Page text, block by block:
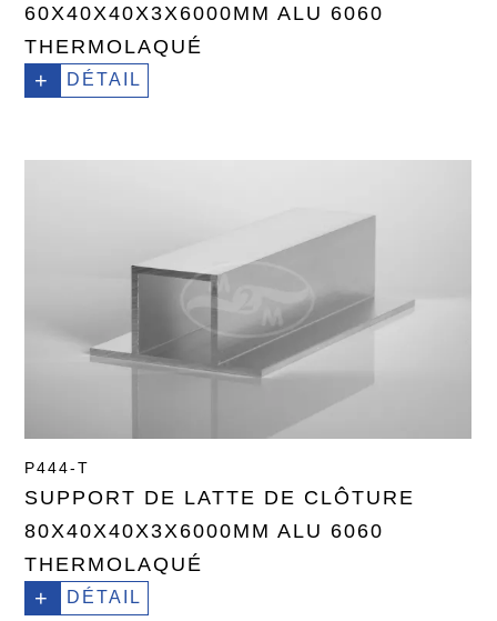
60X40X40X3X6000MM ALU 6060
THERMOLAQUÉ
+ DÉTAIL
P444-T
SUPPORT DE LATTE DE CLÔTURE
80X40X40X3X6000MM ALU 6060
THERMOLAQUÉ
+ DÉTAIL